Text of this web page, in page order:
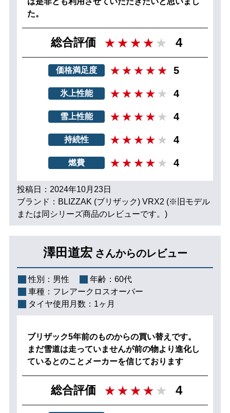
た。
総合評価 4
価格満足度 5
氷上性能 4
雪上性能 4
持続性 4
燃費 4
投稿日：2024年10月23日
ブランド：BLIZZAK (ブリザック) VRX2 (※旧モデル
または同シリーズ商品のレビューです。)
澤田道宏 さんからのレビュー
性別： 男性 年齢： 60代
車種： フレアークロスオーバー
タイヤ使用月数： 1ヶ月
ブリザック5年前のものからの買い替えです。
まだ雪道は走っていませんが前の物より進化し
ているとのことメーカーを信じております
総合評価 4